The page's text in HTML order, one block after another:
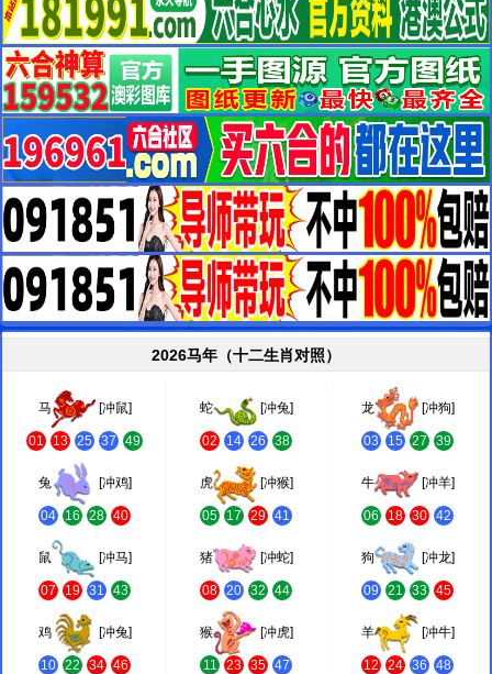
2026马年（十二生肖对照）
马 [冲鼠]
01 13 25 37 49
蛇 [冲兔]
02 14 26 38
龙 [冲狗]
03 15 27 39
兔 [冲鸡]
04 16 28 40
虎 [冲猴]
05 17 29 41
牛 [冲羊]
06 18 30 42
鼠 [冲马]
07 19 31 43
猪 [冲蛇]
08 20 32 44
狗 [冲龙]
09 21 33 45
鸡 [冲兔]
10 22 34 46
猴 [冲虎]
11 23 35 47
羊 [冲牛]
12 24 36 48